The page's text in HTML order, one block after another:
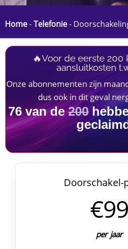
Home-Telefonie-
🔥Voor de eerste 200
aansluitkosten
Onze abonnementen zijn
dus ook in dit geval
76van de200
Doorschakel-
€99
per jaar